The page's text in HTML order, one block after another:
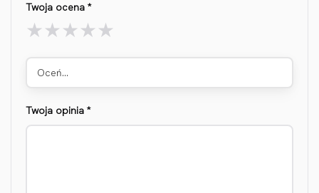
Twoja ocena *
Oceń…
Twoja opinia *